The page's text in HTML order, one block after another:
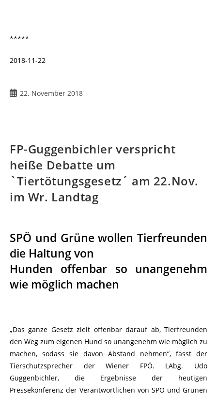
*****
2018-11-22
22. November 2018
FP-Guggenbichler verspricht
heiße Debatte um
`Tiertötungsgesetz´ am 22.Nov.
im Wr. Landtag
SPÖ und Grüne wollen Tierfreunden
die Haltung von
Hunden offenbar so unangenehm
wie möglich machen
„Das ganze Gesetz zielt offenbar darauf ab, Tierfreunden
den Weg zum eigenen Hund so unangenehm wie möglich zu
machen, sodass sie davon Abstand nehmen“, fasst der
Tierschutzsprecher der Wiener FPÖ. LAbg. Udo
Guggenbichler, die Ergebnisse der heutigen
Pressekonferenz der Verantwortlichen von SPÖ und Grünen